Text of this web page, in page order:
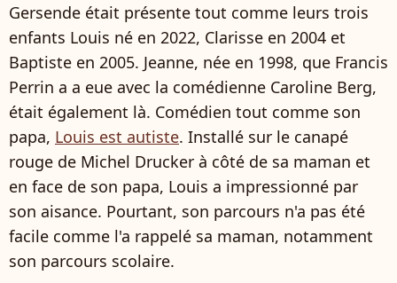
Gersende était présente tout comme leurs trois
enfants Louis né en 2022, Clarisse en 2004 et
Baptiste en 2005. Jeanne, née en 1998, que Francis
Perrin a a eue avec la comédienne Caroline Berg,
était également là. Comédien tout comme son
papa, Louis est autiste. Installé sur le canapé
rouge de Michel Drucker à côté de sa maman et
en face de son papa, Louis a impressionné par
son aisance. Pourtant, son parcours n'a pas été
facile comme l'a rappelé sa maman, notamment
son parcours scolaire.